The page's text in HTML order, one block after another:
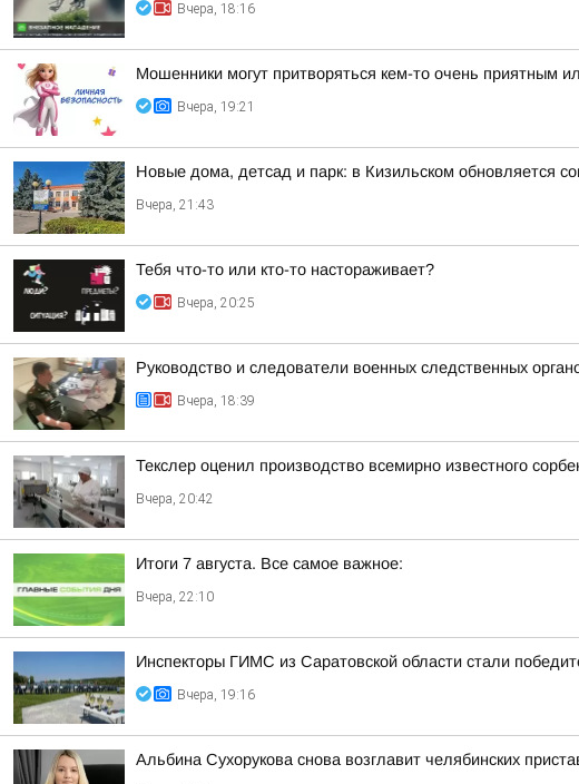
Вчера, 18:16
Мошенники могут притворяться кем-то очень приятным
Вчера, 19:21
Новые дома, детсад и парк: в Кизильском обновляется
Вчера, 21:43
Тебя что-то или кто-то настораживает?
Вчера, 20:25
Руководство и следователи военных следственных
Вчера, 18:39
Текслер оценил производство всемирно известного
Вчера, 20:42
Итоги 7 августа. Все самое важное:
Вчера, 22:10
Инспекторы ГИМС из Саратовской области стали
Вчера, 19:16
Альбина Сухорукова снова возглавит челябинских